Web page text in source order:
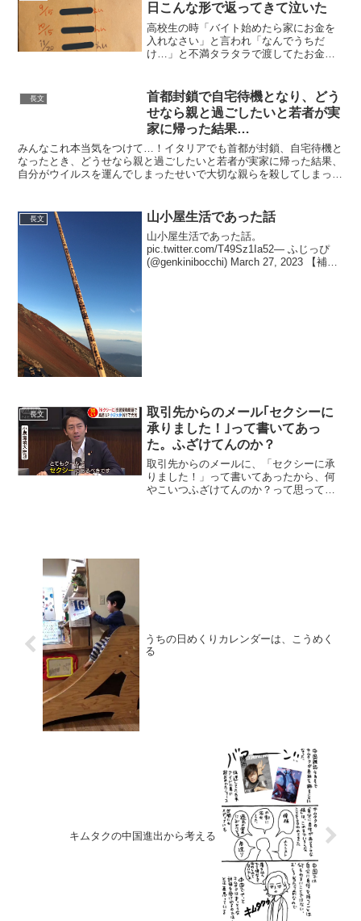
日こんな形で返ってきて泣いた
高校生の時「バイト始めたら家にお金を
入れなさい」と言われ「なんでうちだ
け…」と不満タラタラで渡してたお金が
(@kopellipo4...
長文
首都封鎖で自宅待機となり、どう
せなら親と過ごしたいと若者が実
家に帰った結果…
みんなこれ本当気をつけて…！イタリアでも首都が封鎖、自宅待機と
なったとき、どうせなら親と過ごしたいと若者が実家に帰った結果、
自分がウイルスを運んでしまったせいで大切な親らを殺してしまった
長文 山小屋生活であった話
山小屋生活であった話。
pic.twitter.com/T49Sz1Ia52— ふじっぴ
(@genkinibocchi) March 27, 2023 【補
長文
取引先からのメール｢セクシーに
承りました！｣って書いてあっ
た。ふざけてんのか？
取引先からのメールに、「セクシーに承
りました！」って書いてあったから、何
やこいつふざけてんのか？って思ってた
うちの日めくりカレンダーは、こうめく
る
キムタクの中国進出から考える